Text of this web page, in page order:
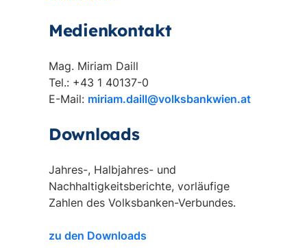
Medienkontakt
Mag. Miriam Daill
Tel.: +43 1 40137-0
E-Mail: miriam.daill@volksbankwien.at
Downloads
Jahres-, Halbjahres- und
Nachhaltigkeitsberichte, vorläufige
Zahlen des Volksbanken-Verbundes.
zu den Downloads